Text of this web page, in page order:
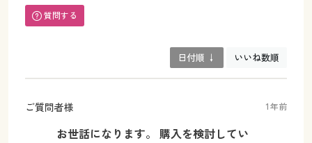
質問する
日付順 ↓ いいね数順
ご質問者様 1年前
お世話になります。 購入を検討してい